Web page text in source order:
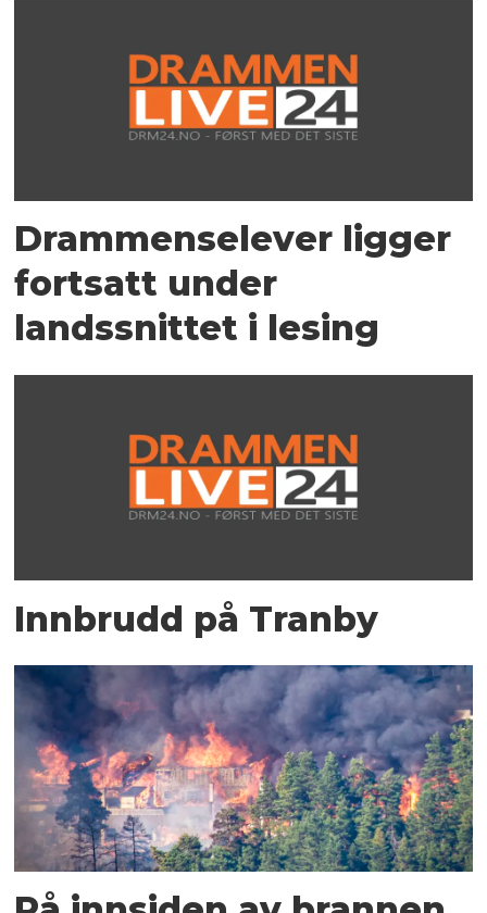
Drammenselever ligger
fortsatt under
landssnittet i lesing
Innbrudd på Tranby